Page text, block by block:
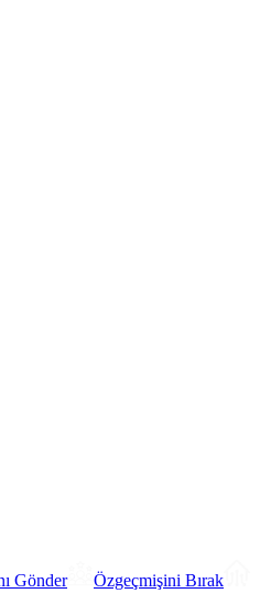
Gönder
Özgeçmişini Bırak